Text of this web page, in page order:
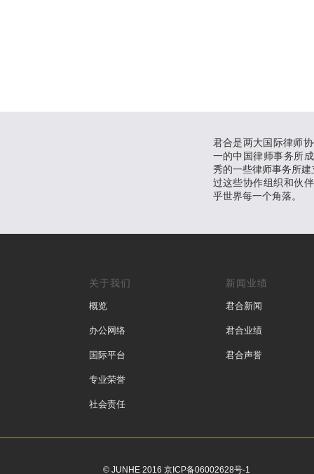
君合是两大国际律师
一的中国律师事务所
秀的一些律师事务所
过这些协作组织和伙
乎世界每一个角落。
关于我们
概览
办公网络
国际平台
专业荣誉
社会责任
新闻业绩
君合新闻
君合业绩
君合声誉
© JUNHE 2016 京ICP备06002628号-1